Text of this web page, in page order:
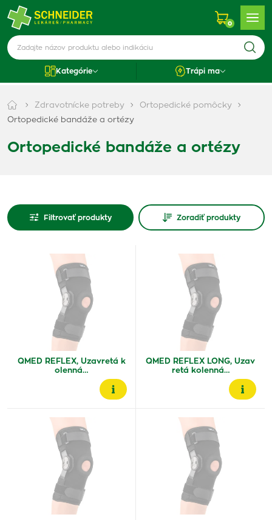
0
Kategórie Trápi ma
Zdravotnícke potreby
Ortopedické pomôcky
Ortopedické bandáže a ortézy
Ortopedické bandáže a ortézy
Filtrovať produkty Zoradiť produkty
QMED REFLEX, Uzavretá k
olenná…
QMED REFLEX LONG, Uzav
retá kolenná…